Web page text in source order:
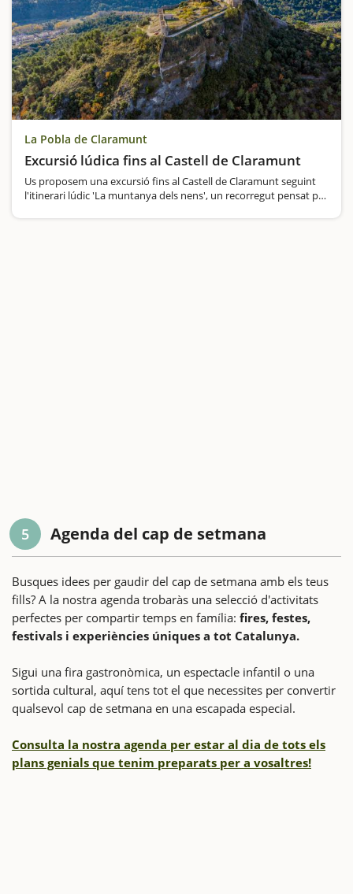
La Pobla de Claramunt
Excursió lúdica fins al Castell de Claramunt
Us proposem una excursió fins al Castell de Claramunt seguint
l'itinerari lúdic 'La muntanya dels nens', un recorregut pensat per
5 Agenda del cap de setmana
Busques idees per gaudir del cap de setmana amb els teus
fills? A la nostra agenda trobaràs una selecció d'activitats
perfectes per compartir temps en família: fires, festes,
festivals i experiències úniques a tot Catalunya.
Sigui una fira gastronòmica, un espectacle infantil o una
sortida cultural, aquí tens tot el que necessites per convertir
qualsevol cap de setmana en una escapada especial.
Consulta la nostra agenda per estar al dia de tots els
plans genials que tenim preparats per a vosaltres!